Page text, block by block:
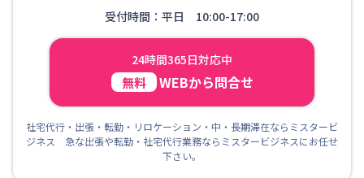
受付時間：平日 10:00-17:00
24時間365日対応中
無料 WEBから問合せ
社宅代行・出張・転勤・リロケーション・中・長期滞在ならミスタービ
ジネス 急な出張や転勤・社宅代行業務ならミスタービジネスにお任せ
下さい。